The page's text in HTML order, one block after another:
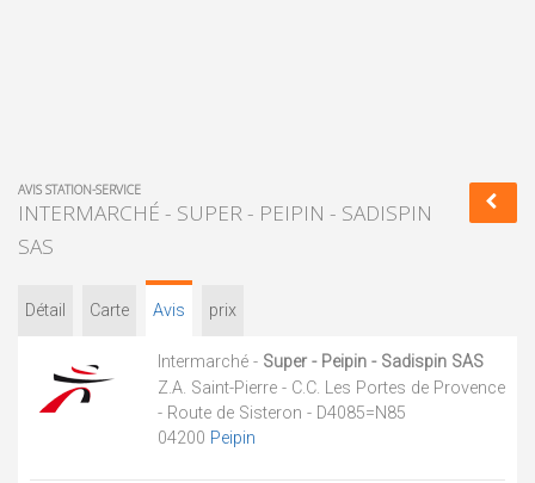
AVIS STATION-SERVICE
INTERMARCHÉ - SUPER - PEIPIN - SADISPIN
SAS
Détail Carte Avis prix
Intermarché - Super - Peipin - Sadispin SAS
Z.A. Saint-Pierre - C.C. Les Portes de Provence
- Route de Sisteron - D4085=N85
04200 Peipin